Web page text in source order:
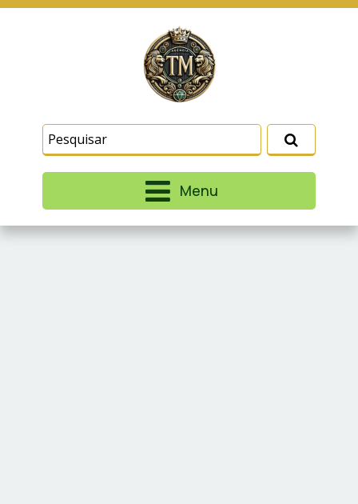
Menu
similares para lembrar e entender como você usa
nosso site, analisar seu uso de nossos produtos
e serviços, ajudar com nossos esforços de
marketing e fornecer conteúdo de terceiros. Leia
Termos e CondiçõesePolítica de